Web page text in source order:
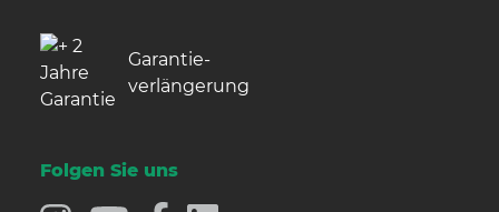
Garantie­
verlängerung
Folgen Sie uns